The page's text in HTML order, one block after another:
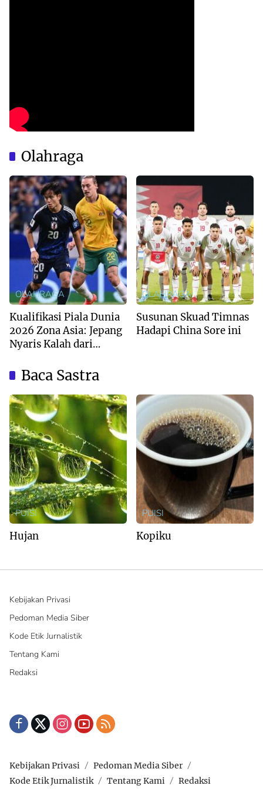
Olahraga
OLAHRAGA
Kualifikasi Piala Dunia
2026 Zona Asia: Jepang
Nyaris Kalah dari
OLAHRAGA
Susunan Skuad Timnas
Hadapi China Sore ini
Baca Sastra
PUISI
Hujan
PUISI
Kopiku
Kebijakan Privasi
Pedoman Media Siber
Kode Etik Jurnalistik
Tentang Kami
Redaksi
Kebijakan Privasi
Pedoman Media Siber
Kode Etik Jurnalistik
Tentang Kami Redaksi